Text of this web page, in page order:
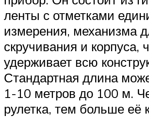
ленты с отметками
измерения, механизма
скручивания и корпуса,
удерживает всю
Стандартная длина
1-10 метров до 100 м.
рулетка, тем больше её